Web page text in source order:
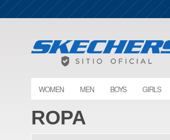
WOMEN MEN BOYS GIRLS
ROPA